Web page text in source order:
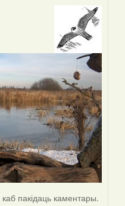
каб пакідаць каментары.